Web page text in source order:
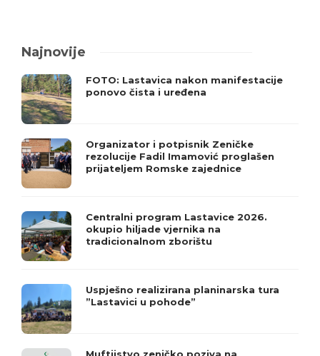
Najnovije
FOTO: Lastavica nakon manifestacije
ponovo čista i uređena
Organizator i potpisnik Zeničke
rezolucije Fadil Imamović proglašen
prijateljem Romske zajednice
Centralni program Lastavice 2026.
okupio hiljade vjernika na
tradicionalnom zborištu
Uspješno realizirana planinarska tura
”Lastavici u pohode”